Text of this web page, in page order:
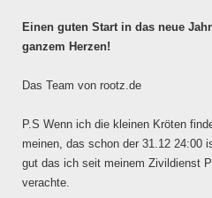
Einen guten Start in das neue
ganzem Herzen!
Das Team von rootz.de
P.S Wenn ich die kleinen Kröten
meinen, das schon der 31.12 24:00
gut das ich seit meinem Zivildienst
verachte.